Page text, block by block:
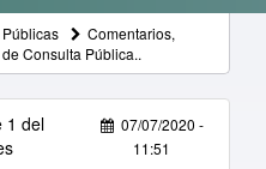
Comentarios,
Consulta Pública..
1 del
07/07/2020 -
11:51